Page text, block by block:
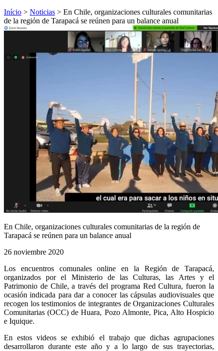
Início > Noticias > En Chile, organizaciones culturales comunitarias
de la región de Tarapacá se reúnen para un balance anual
En Chile, organizaciones culturales comunitarias de la región de
Tarapacá se reúnen para un balance anual
26 noviembre 2020
Los encuentros comunales online en la Región de Tarapacá,
organizados por el Ministerio de las Culturas, las Artes y el
Patrimonio de Chile, a través del programa Red Cultura, fueron la
ocasión indicada para dar a conocer las cápsulas audiovisuales que
recogen los testimonios de integrantes de Organizaciones Culturales
Comunitarias (OCC) de Huara, Pozo Almonte, Pica, Alto Hospicio
e Iquique.
En estos videos se exhibió el trabajo que dichas agrupaciones
desarrollaron durante este año y a lo largo de sus trayectorias,